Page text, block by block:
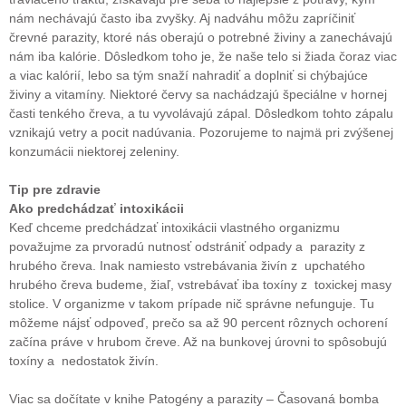
nám nechávajú často iba zvyšky. Aj nadváhu môžu zapríčiniť
črevné parazity, ktoré nás oberajú o potrebné živiny a zanechávajú
nám iba kalórie. Dôsledkom toho je, že naše telo si žiada čoraz viac
a viac kalórií, lebo sa tým snaží nahradiť a doplniť si chýbajúce
živiny a vitamíny. Niektoré červy sa nachádzajú špeciálne v hornej
časti tenkého čreva, a tu vyvolávajú zápal. Dôsledkom tohto zápalu
vznikajú vetry a pocit nadúvania. Pozorujeme to najmä pri zvýšenej
konzumácii niektorej zeleniny.
Tip pre zdravie
Ako predchádzať intoxikácii
Keď chceme predchádzať intoxikácii vlastného organizmu
považujme za prvoradú nutnosť odstrániť odpady a parazity z
hrubého čreva. Inak namiesto vstrebávania živín z upchatého
hrubého čreva budeme, žiaľ, vstrebávať iba toxíny z toxickej masy
stolice. V organizme v takom prípade nič správne nefunguje. Tu
môžeme nájsť odpoveď, prečo sa až 90 percent rôznych ochorení
začína práve v hrubom čreve. Až na bunkovej úrovni to spôsobujú
toxíny a nedostatok živín.
Viac sa dočítate v knihe Patogény a parazity – Časovaná bomba